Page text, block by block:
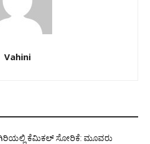
Vahini
ಕೆಮಿಕಲ್ ಸೋರಿಕೆ: ಮೂವರು